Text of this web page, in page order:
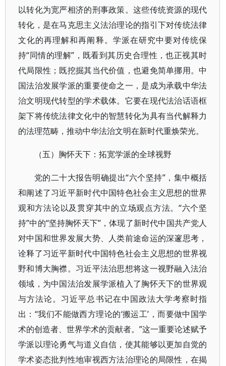
以转化为宽严相济的刑事政策。这些传统资源的现代
转化，是在马克思主义法治理论的指引下对传统法律
文化的再理解和再阐释。学派在研究中要对传统保
持“同情的理解”，既看到其历史合理性，也正视其时
代局限性；既挖掘其当代价值，也避免简单挪用。中
国法治发展学派的重要使命之一，是成为承载中华法
治文明现代转型的学术载体。它要在现代法治话语框
架下将传统法律文化中的智慧转化为具有当代解释力
的法理范畴，推动中华法治文明在新时代重焕荣光。
（五）胸怀天下：拓宽学派的全球视野
党的二十大报告明确提出“六个坚持”，集中概括
和阐述了习近平新时代中国特色社会主义思想的世界
观和方法论以及贯穿其中的立场观点方法。“六个坚
持”中的“坚持胸怀天下”，体现了新时代中国共产党人
对中国和世界发展大势、人类前途命运的深邃思考，
诠释了习近平新时代中国特色社会主义思想的世界视
野和博大胸襟。习近平法治思想将这一视野融入法治
领域，为中国法治发展学派植入了胸怀天下的世界观
与方法论。习近平总书记在中国政法大学考察时指
出：“我们不能做西方理论的‘搬运工’，而要做中国学
术的创造者、世界学术的贡献者。”这一重要论述赋予
学派以理论勇气与道义自信，使其能够以更加自觉的
学术姿态批判性地审视西方法治理论的局限性，在揭